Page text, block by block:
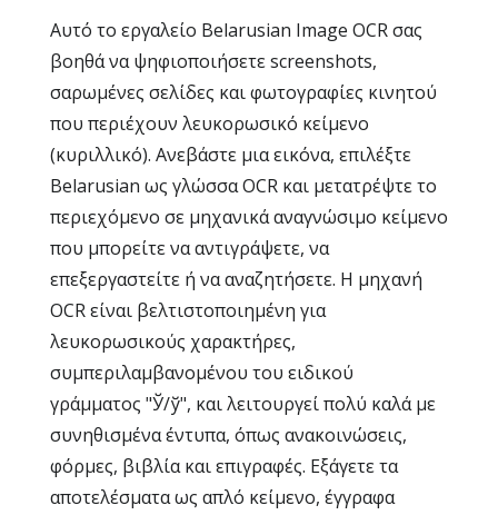
Αυτό το εργαλείο Belarusian Image OCR σας
βοηθά να ψηφιοποιήσετε screenshots,
σαρωμένες σελίδες και φωτογραφίες κινητού
που περιέχουν λευκορωσικό κείμενο
(κυριλλικό). Ανεβάστε μια εικόνα, επιλέξτε
Belarusian ως γλώσσα OCR και μετατρέψτε το
περιεχόμενο σε μηχανικά αναγνώσιμο κείμενο
που μπορείτε να αντιγράψετε, να
επεξεργαστείτε ή να αναζητήσετε. Η μηχανή
OCR είναι βελτιστοποιημένη για
λευκορωσικούς χαρακτήρες,
συμπεριλαμβανομένου του ειδικού
γράμματος "Ў/ў", και λειτουργεί πολύ καλά με
συνηθισμένα έντυπα, όπως ανακοινώσεις,
φόρμες, βιβλία και επιγραφές. Εξάγετε τα
αποτελέσματα ως απλό κείμενο, έγγραφα